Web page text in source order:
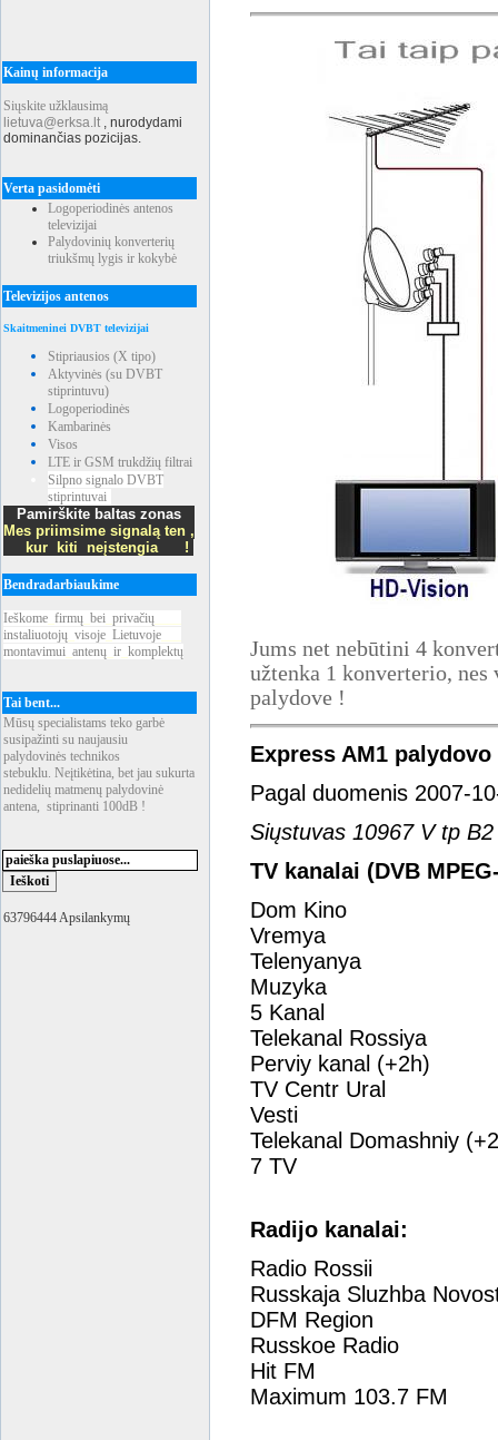
Kainų informacija
Siųskite užklausimą
lietuva@erksa.lt , nurodydami
dominančias pozicijas.
Verta pasidomėti
Logoperiodinės antenos
televizijai
Palydovinių konverterių
triukšmų lygis ir kokybė
Televizijos antenos
Skaitmeninei DVBT televizijai
Stipriausios (X tipo)
Aktyvinės (su DVBT
stiprintuvu)
Logoperiodinės
Kambarinės
Visos
LTE ir GSM trukdžių filtrai
Silpno signalo DVBT
stiprintuvai
Pamirškite baltas zonas
Mes priimsime signalą ten ,
kur kiti neįstengia !
Bendradarbiaukime
Ieškome firmų bei privačių
instaliuotojų visoje Lietuvoje
montavimui antenų ir komplektų
Tai bent...
Mūsų specialistams teko garbė
susipažinti su naujausiu
palydovinės technikos
stebuklu. Neįtikėtina, bet jau sukurta
nedidelių matmenų palydovinė
antena, stiprinanti 100dB !
63796444 Apsilankymų
Jums net nebūtini 4
užtenka 1 konverterio,
palydove !
Express AM1
Pagal duomenis 2007-
Siųstuvas 10967 V tp
TV kanalai (DVB
Dom Kino
Vremya
Telenyanya
Muzyka
5 Kanal
Telekanal Rossiya
Perviy kanal (+2h)
TV Centr Ural
Vesti
Telekanal Domashniy
7 TV
Radijo kanalai:
Radio Rossii
Russkaja Sluzhba
DFM Region
Russkoe Radio
Hit FM
Maximum 103.7 FM